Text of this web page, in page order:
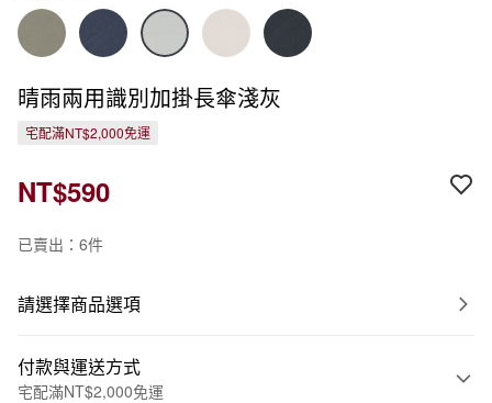
晴雨兩用識別加掛長傘淺灰
宅配滿NT$2,000免運
NT$590
已賣出：6件
請選擇商品選項
付款與運送方式
宅配滿NT$2,000免運